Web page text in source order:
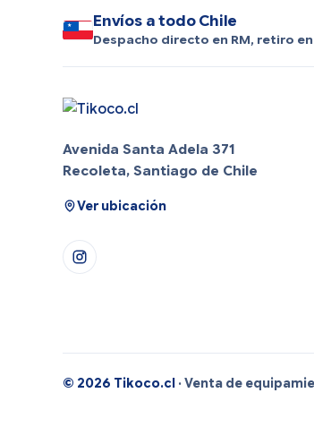
Envíos a todo Chile
Despacho directo en RM, retiro
Avenida Santa Adela 371
Recoleta, Santiago de Chile
Ver ubicación
© 2026 Tikoco.cl · Venta de